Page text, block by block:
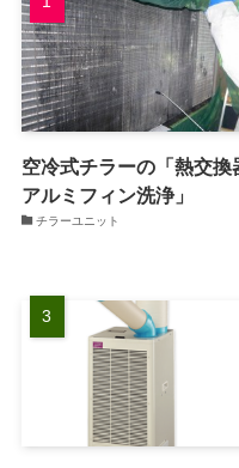
空冷式チラーの「熱交換
アルミフィン洗浄」
チラーユニット